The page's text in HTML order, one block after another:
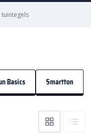
tuintegels
Basics Smartton